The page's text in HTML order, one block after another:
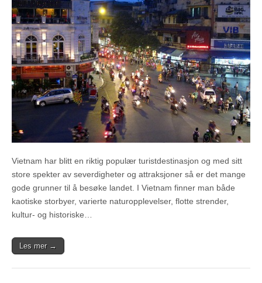
Vietnam har blitt en riktig populær turistdestinasjon og med sitt
store spekter av severdigheter og attraksjoner så er det mange
gode grunner til å besøke landet. I Vietnam finner man både
kaotiske storbyer, varierte naturopplevelser, flotte strender,
kultur- og historiske…
Les mer →